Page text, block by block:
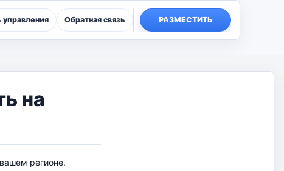
управления Обратная связь РАЗМЕСТИТЬ
на
регионе.